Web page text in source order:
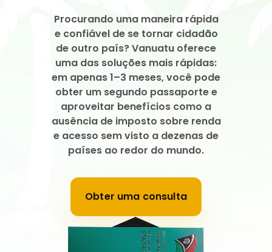
Procurando uma maneira rápida
e confiável de se tornar cidadão
de outro país? Vanuatu oferece
uma das soluções mais rápidas:
em apenas 1–3 meses, você pode
obter um segundo passaporte e
aproveitar benefícios como a
ausência de imposto sobre renda
e acesso sem visto a dezenas de
países ao redor do mundo.
Obter uma consulta